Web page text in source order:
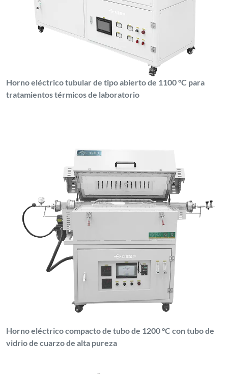
Horno eléctrico tubular de tipo abierto de 1100 °C para
tratamientos térmicos de laboratorio
Horno eléctrico compacto de tubo de 1200 °C con tubo de
vidrio de cuarzo de alta pureza